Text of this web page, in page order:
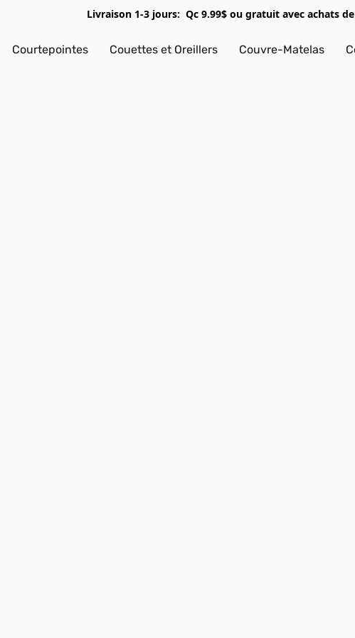
Livraison 1-3 jours: Qc 9.99$ ou gratuit avec achats
Courtepointes Couettes et Oreillers Couvre-Matelas